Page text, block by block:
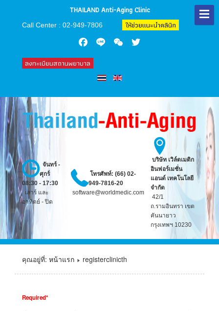
THAILAND Anti-Aging Clinic
Call Center : 02-949-7806 ให้ช่วยแนะนำคลินิก
ลงทะเบียนสถานพยาบาล
จันทร์ -
ศุกร์
08:30 - 17:30
เสาร์ และ
อาทิตย์ - ปิด
โทรศัพท์: (66) 02-
949-7816-20
software@worldmedic.com
บริษัท เวิล์ดเมดิก
อินฟอร์เมชั่น
แอนด์ เทคโนโลยี
จำกัด
42/1
ถ.รามอินทรา เขต
คันนายาว
กรุงเทพฯ 10230
คุณอยู่ที่: หน้าแรก registerclinicth
Required*